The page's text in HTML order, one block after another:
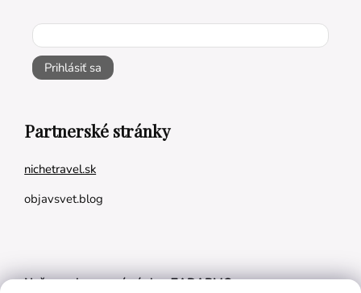
Prihlásiť sa
Partnerské stránky
nichetravel.sk
objavsvet.blog
Naše appky pre vás úplne ZADARMO: